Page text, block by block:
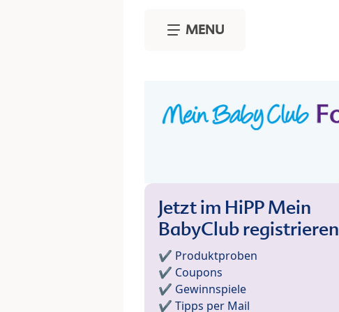
MENU
Jetzt im HiPP Mein
BabyClub registrieren
✔️ Produktproben
✔️ Coupons
✔️ Gewinnspiele
✔️ Tipps per Mail